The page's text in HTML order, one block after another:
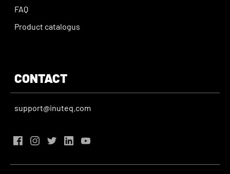
FAQ
Product catalogus
CONTACT
support@inuteq.com